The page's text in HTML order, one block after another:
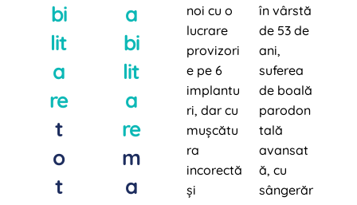
bi
lit
a
re
t
o
t
a
bi
lit
a
re
m
a
noi cu o
lucrare
provizori
e pe 6
implantu
ri, dar cu
mușcătu
ra
incorectă
și
în vârstă
de 53 de
ani,
suferea
de boală
parodon
tală
avansat
ă, cu
sângerăr